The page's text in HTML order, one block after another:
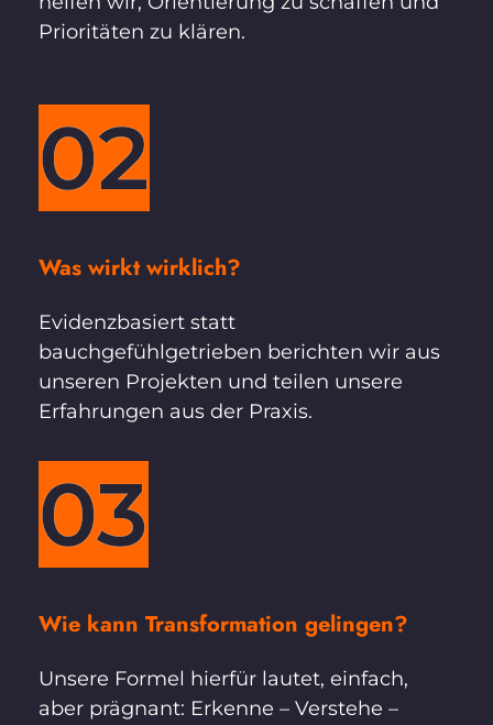
Prioritäten zu klären.
02
Was wirkt wirklich?
Evidenzbasiert statt
bauchgefühlgetrieben berichten wir aus
unseren Projekten und teilen unsere
Erfahrungen aus der Praxis.
03
Wie kann Transformation gelingen?
Unsere Formel hierfür lautet, einfach,
aber prägnant: Erkenne – Verstehe –